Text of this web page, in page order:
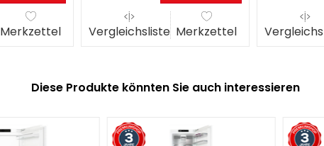
Merkzettel Vergleichsliste Merkzettel
Diese Produkte könnten Sie auch interessieren